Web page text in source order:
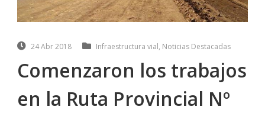
24 Abr 2018 Infraestructura vial, Noticias Destacadas
Comenzaron los trabajos
en la Ruta Provincial Nº